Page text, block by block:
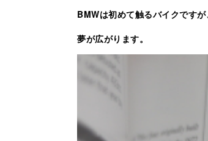
BMWは初めて触るバイクです
夢が広がります。